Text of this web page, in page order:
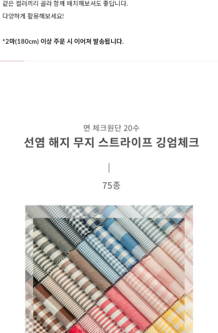
같은 컬러끼리 골라 함께 매치해보셔도 좋답니다.
다양하게 활용해보세요!
*2마(180cm) 이상 주문 시 이어져 발송됩니다.